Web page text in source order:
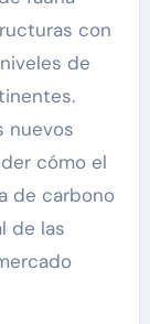
con
de
nuevos
cómo el
de carbono
de las